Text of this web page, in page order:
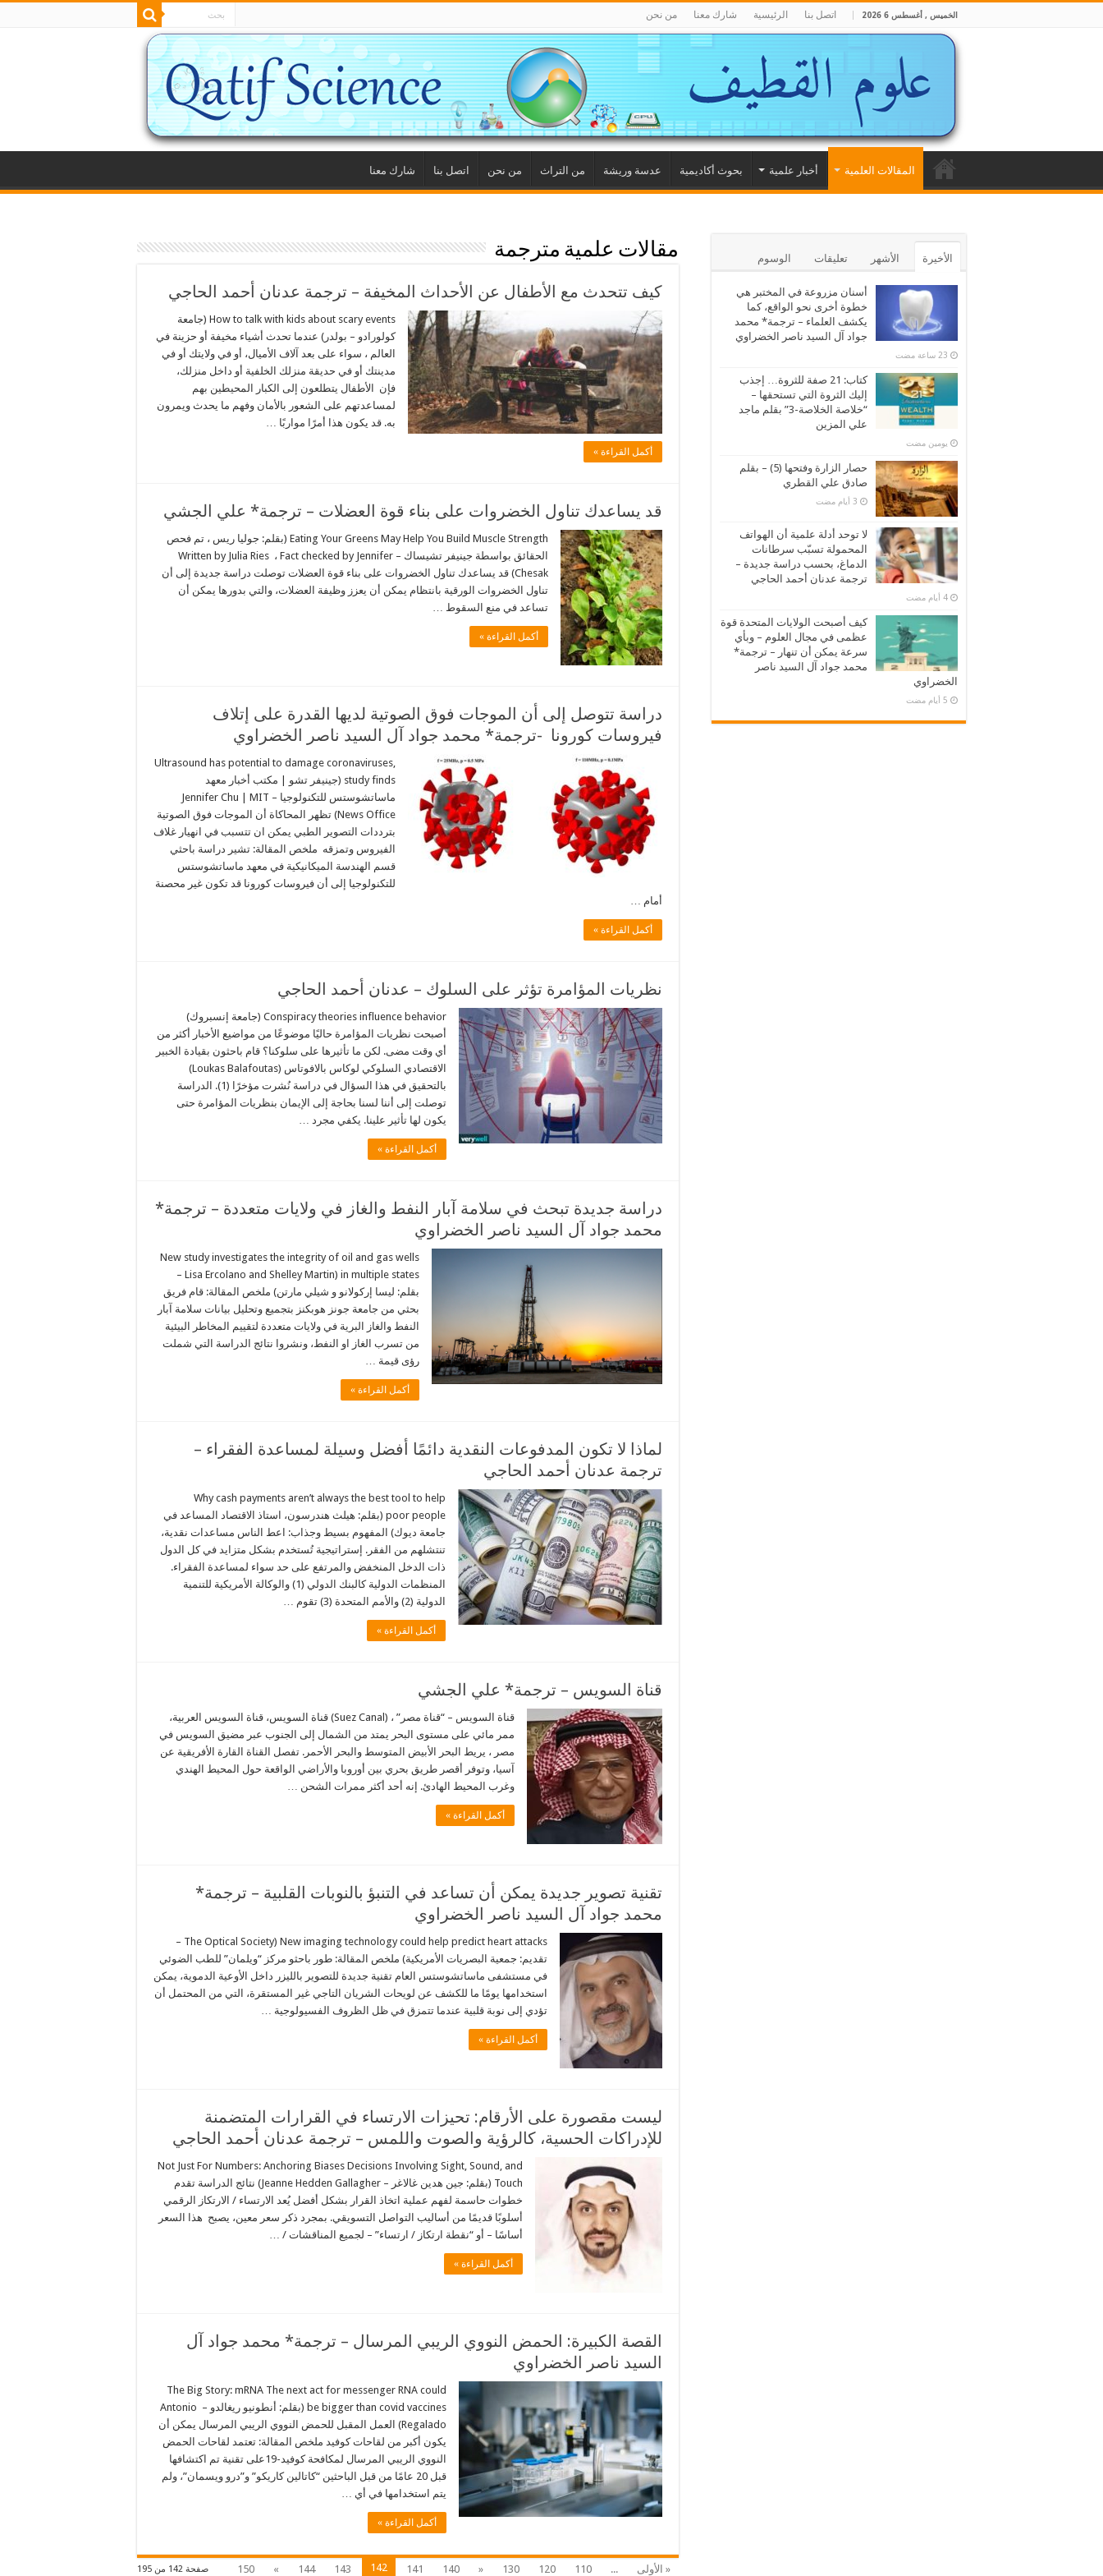
الخميس , أغسطس 6 2026 اتصل بنا الرئيسية شارك معنا من نحن
المقالات العلمية أخبار علمية بحوث أكاديمية عدسة وريشة من التراث من نحن اتصل بنا شارك معنا
مقالات علمية مترجمة
كيف تتحدث مع الأطفال عن الأحداث المخيفة – ترجمة عدنان أحمد الحاجي
How to talk with kids about scary events (جامعة
كولورادو – بولدر) عندما تحدث أشياء مخيفة أو حزينة في
العالم ، سواء على بعد آلاف الأميال، أو في ولايتك أو في
مدينتك أو في حديقة منزلك الخلفية أو داخل منزلك،
فإن الأطفال يتطلعون إلى الكبار المحيطين بهم
لمساعدتهم على الشعور بالأمان وفهم ما يحدث ويمرون
به. قد يكون هذا أمرًا مواربًا …
أكمل القراءة »
قد يساعدك تناول الخضروات على بناء قوة العضلات – ترجمة* علي الجشي
Eating Your Greens May Help You Build Muscle Strength (بقلم: جوليا ريس ، تم فحص
الحقائق بواسطة جينيفر تشيساك – Written by Julia Ries ، Fact checked by Jennifer
Chesak) قد يساعدك تناول الخضروات على بناء قوة العضلات توصلت دراسة جديدة إلى أن
تناول الخضروات الورقية بانتظام يمكن أن يعزز وظيفة العضلات، والتي بدورها يمكن أن
تساعد في منع السقوط …
أكمل القراءة »
دراسة تتوصل إلى أن الموجات فوق الصوتية لديها القدرة على إتلاف
فيروسات كورونا -ترجمة* محمد جواد آل السيد ناصر الخضراوي
Ultrasound has potential to damage coronaviruses,
study finds (جينيفر تشو | مكتب أخبار معهد
ماساتشوستس للتكنولوجيا – Jennifer Chu | MIT
News Office) تظهر المحاكاة أن الموجات فوق الصوتية
بترددات التصوير الطبي يمكن ان تتسبب في انهيار غلاف
الفيروس وتمزقه ملخص المقالة: تشير دراسة باحثي
قسم الهندسة الميكانيكية في معهد ماساتشوستس
للتكنولوجيا إلى أن فيروسات كورونا قد تكون غير محصنة
أمام …
أكمل القراءة »
نظريات المؤامرة تؤثر على السلوك – عدنان أحمد الحاجي
Con­spiracy theo­ries influe­nce beha­vior (جامعة إنسبروك)
أصبحت نظريات المؤامرة حاليًا موضوعًا من مواضيع الأخبار أكثر من
أي وقت مضى. لكن ما تأثيرها على سلوكنا؟ قام باحثون بقيادة الخبير
الاقتصادي السلوكي لوكاس بالافوتاس (Loukas Balafoutas)
بالتحقيق في هذا السؤال في دراسة نُشرت مؤخرًا (1). الدراسة
توصلت إلى أننا لسنا بحاجة إلى الإيمان بنظريات المؤامرة حتى
يكون لها تأثير علينا. يكفي مجرد …
أكمل القراءة »
دراسة جديدة تبحث في سلامة آبار النفط والغاز في ولايات متعددة – ترجمة*
محمد جواد آل السيد ناصر الخضراوي
New study investigates the integrity of oil and gas wells
in multiple states (Lisa Ercolano and Shelley Martin –
بقلم: ليسا إركولانو و شيلي مارتن) ملخص المقالة: قام فريق
بحثي من جامعة جونز هوبكنز بتجميع وتحليل بيانات سلامة آبار
النفط والغاز البرية في ولايات متعددة لتقييم المخاطر البيئية
من تسرب الغاز او النفط، ونشروا نتائج الدراسة التي شملت
رؤى قيمة …
أكمل القراءة »
لماذا لا تكون المدفوعات النقدية دائمًا أفضل وسيلة لمساعدة الفقراء –
ترجمة عدنان أحمد الحاجي
Why cash payments aren’t always the best tool to help
poor people (بقلم: هيلث هندرسون، استاذ الاقتصاد المساعد في
جامعة ديوك) المفهوم بسيط وجذاب: اعط الناس مساعدات نقدية،
تنتشلهم من الفقر. إستراتيجية تُستخدم بشكل متزايد في كل الدول
ذات الدخل المنخفض والمرتفع على حد سواء لمساعدة الفقراء.
المنظمات الدولية كالبنك الدولي (1) والوكالة الأمريكية للتنمية
الدولية (2) والأمم المتحدة (3) تقوم …
أكمل القراءة »
قناة السويس – ترجمة* علي الجشي
قناة السويس – “قناة مصر” ، (Suez Canal) قناة السويس، قناة السويس العربية،
ممر مائي على مستوى البحر يمتد من الشمال إلى الجنوب عبر مضيق السويس في
مصر ، يريط البحر الأبيض المتوسط والبحر الأحمر. تفصل القناة القارة الأفريقية عن
آسيا، وتوفر أقصر طريق بحري بين أوروبا والأراضي الواقعة حول المحيط الهندي
وغرب المحيط الهادئ. إنه أحد أكثر ممرات الشحن …
أكمل القراءة »
تقنية تصوير جديدة يمكن أن تساعد في التنبؤ بالنوبات القلبية – ترجمة*
محمد جواد آل السيد ناصر الخضراوي
New imaging technology could help predict heart attacks (The Optical Society –
تقديم: جمعية البصريات الأمريكية) ملخص المقالة: طور باحثو مركز “ويلمان” للطب الضوئي
في مستشفى ماساتشوستس العام تقنية جديدة للتصوير بالليزر داخل الأوعية الدموية، يمكن
استخدامها يومًا ما للكشف عن لويحات الشريان التاجي غير المستقرة، التي من المحتمل أن
تؤدي إلى نوبة قلبية عندما تتمزق في ظل الظروف الفسيولوجية …
أكمل القراءة »
ليست مقصورة على الأرقام: تحيزات الارتساء في القرارات المتضمنة
للإدراكات الحسية، كالرؤية والصوت واللمس – ترجمة عدنان أحمد الحاجي
Not Just For Numbers: Anchoring Biases Decisions Involving Sight, Sound, and
Touch (بقلم: جين هدين غالاغر – Jeanne Hedden Gallagher) نتائج الدراسة تقدم
خطوات حاسمة لفهم عملية اتخاذ القرار بشكل أفضل يُعد الارتساء / الارتكاز الرقمي
أسلوبًا قديمًا من أساليب التواصل التسويقي. بمجرد ذكر سعر معين، يصبح هذا السعر
أساسًا – أو “نقطة ارتكاز / ارتساء” – لجميع المناقشات / …
أكمل القراءة »
القصة الكبيرة: الحمض النووي الريبي المرسال – ترجمة* محمد جواد آل
السيد ناصر الخضراوي
The Big Story: mRNA The next act for messenger RNA could
be bigger than covid vaccines (بقلم: أنطونيو ريغالدو – Antonio
Regalado) العمل المقبل للحمض النووي الريبي المرسال يمكن أن
يكون أكبر من لقاحات كوفيد ملخص المقالة: تعتمد لقاحات الحمض
النووي الريبي المرسال لمكافحة كوفيد-19على تقنية تم اكتشافها
قبل 20 عامًا من قبل الباحثين “كاتالين كاريكو” و”درو ويسمان”، ولم
يتم استخدامها في أي …
أكمل القراءة »
صفحة 142 من 195 « الأولى ...
110
120
130
«
140
141
142
143
144
»
150
الأخيرة الأشهر تعليقات الوسوم
أسنان مزروعة في المختبر هي
خطوة أخرى نحو الواقع، كما
يكشف العلماء – ترجمة* محمد
جواد آل السيد ناصر الخضراوي
كتاب: 21 صفة للثروة… إجذب
إليك الثروة التي تستحقها –
“خلاصة الخلاصة-3” بقلم ماجد
علي المزين
‏يومين مضت
حصار الزارة وفتحها (5) – بقلم
صادق علي القطري
لا توحد أدلة علمية أن الهواتف
المحمولة تسبّب سرطانات
الدماغ، بحسب دراسة جديدة –
ترجمة عدنان أحمد الحاجي
كيف أصبحت الولايات المتحدة قوة
عظمى في مجال العلوم – وبأي
سرعة يمكن أن تنهار – ترجمة*
محمد جواد آل السيد ناصر
الخضراوي